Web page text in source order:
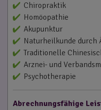
Chiropraktik
Homöopathie
Akupunktur
Naturheilkunde durch
Traditionelle
Arznei- und
Psychotherapie
Abrechnungsfähige